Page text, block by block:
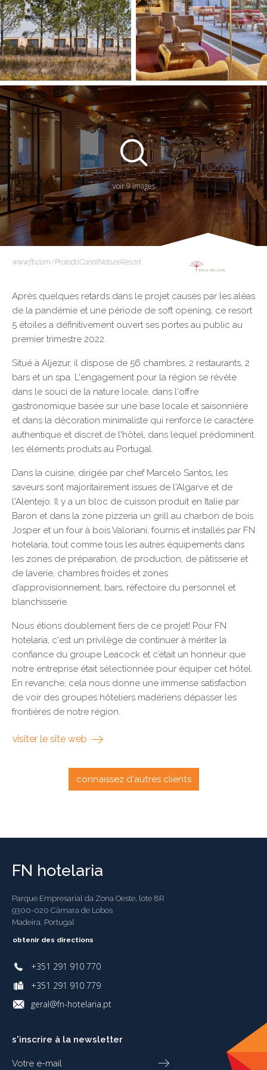
voir 9 images
www.fb.com/PraiadoCanalNatureResort
Après quelques retards dans le projet causés par les aléas
de la pandémie et une période de soft opening, ce resort
5 étoiles a définitivement ouvert ses portes au public au
premier trimestre 2022.
Situé à Aljezur, il dispose de 56 chambres, 2 restaurants, 2
bars et un spa. L'engagement pour la région se révèle
dans le souci de la nature locale, dans l'offre
gastronomique basée sur une base locale et saisonnière
et dans la décoration minimaliste qui renforce le caractère
authentique et discret de l'hôtel, dans lequel prédominent
les éléments produits au Portugal.
Dans la cuisine, dirigée par chef Marcelo Santos, les
saveurs sont majoritairement issues de l'Algarve et de
l'Alentejo. Il y a un bloc de cuisson produit en Italie par
Baron et dans la zone pizzeria un grill au charbon de bois
Josper et un four à bois Valoriani, fournis et installés par FN
hotelaria, tout comme tous les autres équipements dans
les zones de préparation, de production, de pâtisserie et
de laverie, chambres froides et zones
d’approvisionnement, bars, réfectoire du personnel et
blanchisserie.
Nous étions doublement fiers de ce projet! Pour FN
hotelaria, c'est un privilège de continuer à mériter la
confiance du groupe Leacock et c’était un honneur que
notre entreprise était sélectionnée pour équiper cet hôtel.
En revanche, cela nous donne une immense satisfaction
de voir des groupes hôteliers madériens dépasser les
frontières de notre région.
visiter le site web
connaissez d'autres clients
FN hotelaria
Parque Empresarial da Zona Oeste, lote 8R
9300-020 Câmara de Lobos
Madeira, Portugal
obtenir des directions
+351 291 910 770
+351 291 910 779
geral@fn-hotelaria.pt
s'inscrire à la newsletter